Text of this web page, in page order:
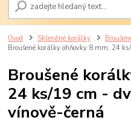
Úvod Skleněné korálky
Broušené korálky ohňovky 8 mm, 24
Broušené
24 ks/19 cm -
vínově-černá